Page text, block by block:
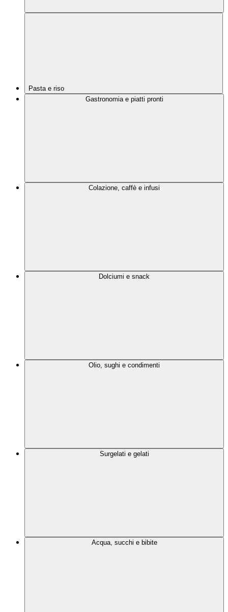
Pasta e riso
Gastronomia e piatti pronti
Colazione, caffè e infusi
Dolciumi e snack
Olio, sughi e condimenti
Surgelati e gelati
Acqua, succhi e bibite